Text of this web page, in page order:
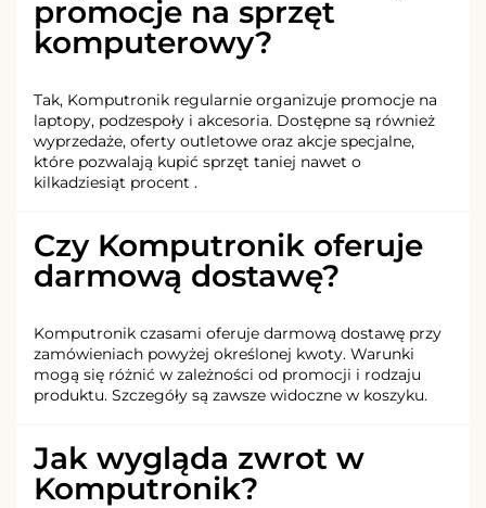
promocje na sprzęt
komputerowy?
Tak, Komputronik regularnie organizuje promocje na
laptopy, podzespoły i akcesoria. Dostępne są również
wyprzedaże, oferty outletowe oraz akcje specjalne,
które pozwalają kupić sprzęt taniej nawet o
kilkadziesiąt procent .
Czy Komputronik oferuje
darmową dostawę?
Komputronik czasami oferuje darmową dostawę przy
zamówieniach powyżej określonej kwoty. Warunki
mogą się różnić w zależności od promocji i rodzaju
produktu. Szczegóły są zawsze widoczne w koszyku.
Jak wygląda zwrot w
Komputronik?